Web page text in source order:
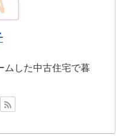
ムした中古住宅で暮